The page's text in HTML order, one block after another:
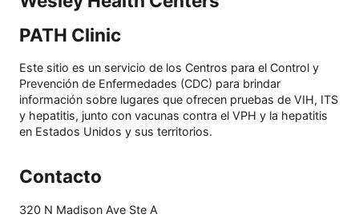
PATH Clinic
Este sitio es un servicio de los Centros para el Control y
Prevención de Enfermedades (CDC) para brindar
información sobre lugares que ofrecen pruebas de VIH, ITS
y hepatitis, junto con vacunas contra el VPH y la hepatitis
en Estados Unidos y sus territorios.
Contacto
320 N Madison Ave Ste A